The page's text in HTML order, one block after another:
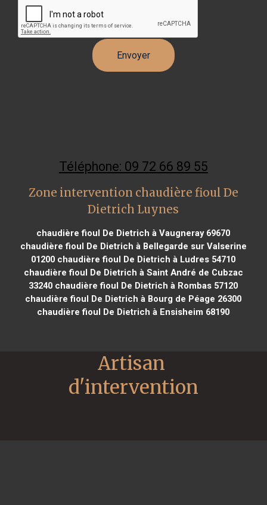
Téléphone: 09 72 66 89 55
Zone intervention chaudière fioul De
Dietrich Luynes
chaudière fioul De Dietrich à Vaugneray 69670
chaudière fioul De Dietrich à Bellegarde sur Valserine
01200 chaudière fioul De Dietrich à Ludres 54710
chaudière fioul De Dietrich à Saint André de Cubzac
33240 chaudière fioul De Dietrich à Rombas 57120
chaudière fioul De Dietrich à Bourg de Péage 26300
chaudière fioul De Dietrich à Ensisheim 68190
Artisan
d'intervention